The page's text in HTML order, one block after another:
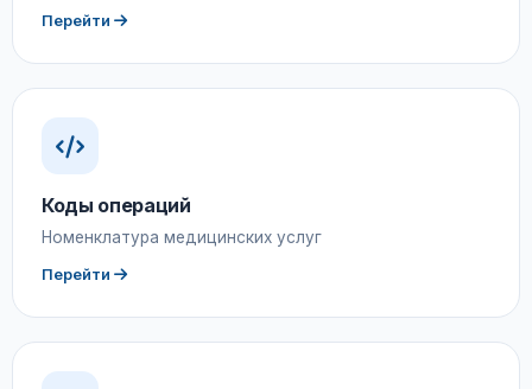
Перейти
Коды операций
Номенклатура медицинских услуг
Перейти